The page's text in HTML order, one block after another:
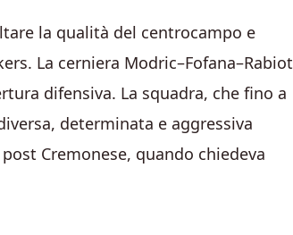
la qualità del centrocampo e
La cerniera Modric–Fofana–Rabiot
difensiva. La squadra, che fino a
determinata e aggressiva
Cremonese, quando chiedeva